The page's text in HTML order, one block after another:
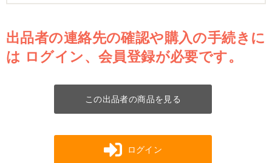
出品者の連絡先の確認や購入の手続きに
は ログイン、会員登録が必要です。
この出品者の商品を見る
ログイン